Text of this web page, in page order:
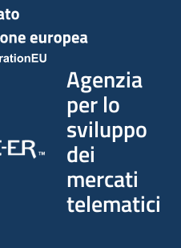
Agenzia
per lo
sviluppo
dei
mercati
telematici